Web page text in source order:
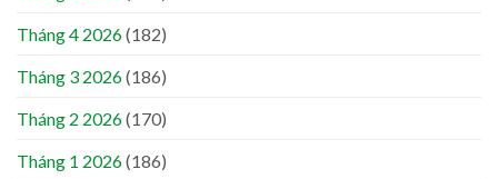
Tháng 4 2026(182)
Tháng 3 2026(186)
Tháng 2 2026(170)
Tháng 1 2026(186)